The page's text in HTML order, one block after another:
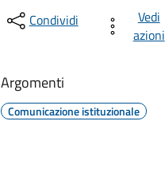
Condividi
Vedi
azioni
Argomenti
Comunicazione istituzionale